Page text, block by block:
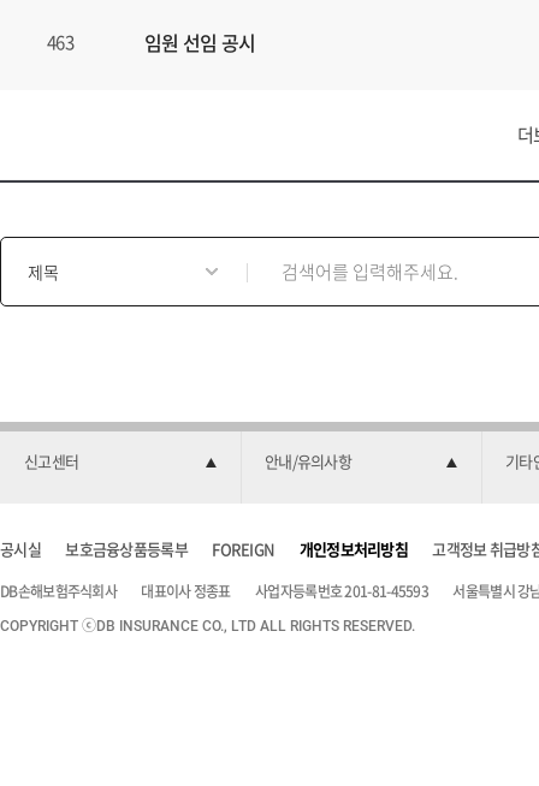
463 임원 선임 공시
더
게
식
신고센터 안내/유의사항 기타
공시실 보호금융상품등록부 FOREIGN 개인정보처리방침 고객정보 취급방
DB손해보험주식회사 대표이사 정종표 사업자등록번호 201-81-45593 서울특별시 강
COPYRIGHT ⓒDB INSURANCE CO., LTD ALL RIGHTS RESERVED.